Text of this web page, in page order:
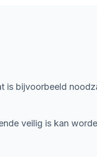
is bijvoorbeeld
veilig is kan